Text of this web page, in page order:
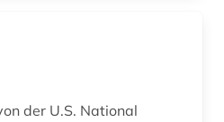
der U.S. National